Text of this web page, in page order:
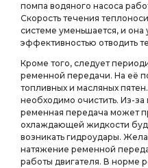
помпа водяного насоса
Скорость течения
системе уменьшается, и
эффективностью отводить
Кроме того, следует
ременной передачи. На её
топливных и масляных
необходимо очистить. Из-
ременная передача может
охлаждающей жидкости
возникать гидроудары.
натяжение ременной
работы двигателя. В норме